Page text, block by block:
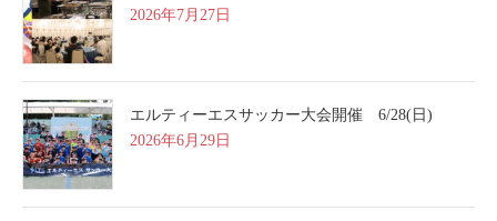
2026年7月27日
エルティーエスサッカー大会開催 6/28(日)
2026年6月29日